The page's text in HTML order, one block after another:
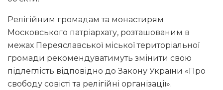
Релігійним громадам та монастирям
Московського патріархату, розташованим в
межах Переяславської міської територіальної
громади рекомендуватимуть змінити свою
підлеглість відповідно до Закону України «Про
свободу совісті та релігійні організації».